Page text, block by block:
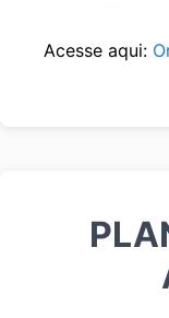
Acesse aqui: